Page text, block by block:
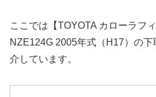
ここでは【TOYOTA カローラフ
NZE124G 2005年式（H17）の
介しています。